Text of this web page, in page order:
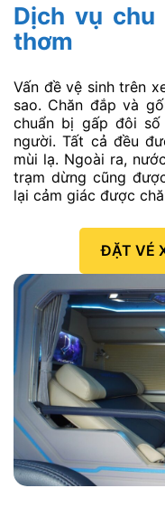
Dịch vụ chu
thơm
Vấn đề vệ sinh trên
sao. Chăn đắp và
chuẩn bị gấp đôi
người. Tất cả đều
mùi lạ. Ngoài ra,
trạm dừng cũng
lại cảm giác được
ĐẶT VÉ